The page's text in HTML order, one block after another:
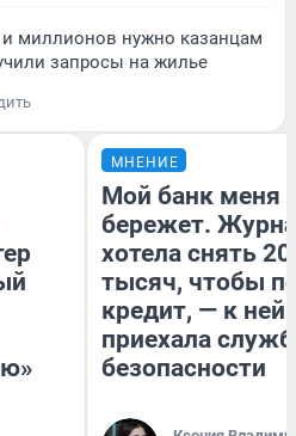
миллионов нужно казанцам
запросы на жилье
МНЕНИЕ
Мой банк меня
бережет.
хотела снять
тысяч, чтобы
кредит, — к
приехала
безопасности